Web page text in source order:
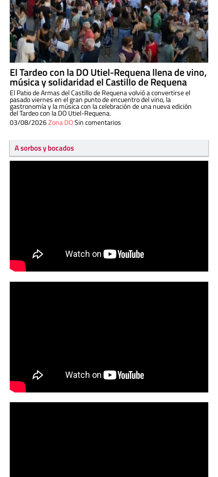
El Tardeo con la DO Utiel-Requena llena de vino,
música y solidaridad el Castillo de Requena
El Patio de Armas del Castillo de Requena volvió a convertirse el
pasado viernes en el gran punto de encuentro del vino, la
gastronomía y la música con la celebración de una nueva edición
del Tardeo con la DO Utiel-Requena.
03/08/2026Zona DOSin comentarios
A sorbos y bocados